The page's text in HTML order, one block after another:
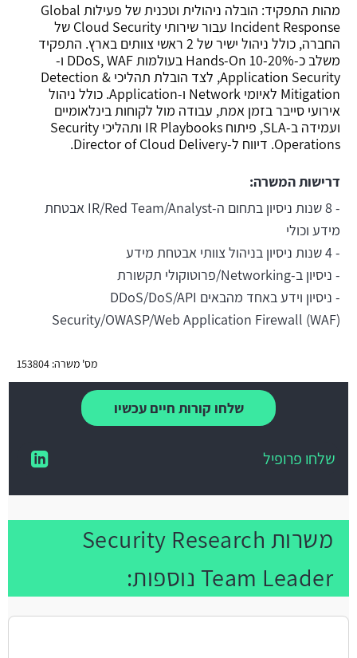
מהות התפקיד: הובלה ניהולית וטכנית של פעילות Global
Incident Response עבור שירותי Cloud Security של
החברה, כולל ניהול ישיר של 2 ראשי צוותים בארץ. התפקיד
משלב כ-10-20% Hands-On בעולמות DDoS, WAF ו-
Application Security, לצד הובלת תהליכי Detection &
Mitigation לאיומי Network ו-Application. כולל ניהול
אירועי סייבר בזמן אמת, עבודה מול לקוחות בינלאומיים
ועמידה ב-SLA, פיתוח IR Playbooks ותהליכי Security
Operations. דיווח ל-Director of Cloud Delivery.
דרישות המשרה:
- 8 שנות ניסיון בתחום ה-IR/Red Team/Analyst אבטחת
מידע וכולי
- 4 שנות ניסיון בניהול צוותי אבטחת מידע
- ניסיון ב-Networking/פרוטוקולי תקשורת
- ניסיון וידע באחד מהבאים DDoS/DoS/API
Security/OWASP/Web Application Firewall (WAF)
מס' משרה: 153804
שלחו קורות חיים עכשיו
שלחו פרופיל
משרות Security Research
Team Leader נוספות: